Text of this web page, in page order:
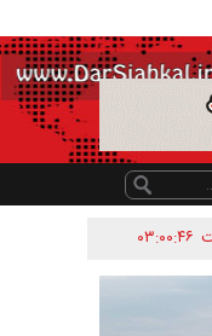
۰۳:۰۰:۴۶